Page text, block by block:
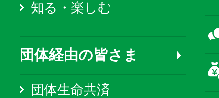
知る・楽しむ
団体経由の皆さま
団体生命共済